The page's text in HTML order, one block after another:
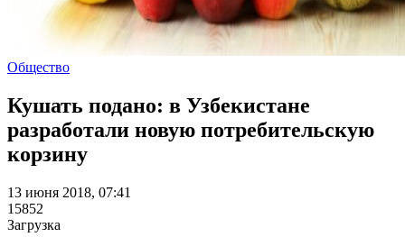
Общество
Кушать подано: в Узбекистане
разработали новую потребительскую
корзину
13 июня 2018, 07:41
15852
Загрузка